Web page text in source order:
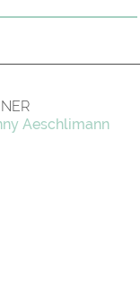
Aeschlimann